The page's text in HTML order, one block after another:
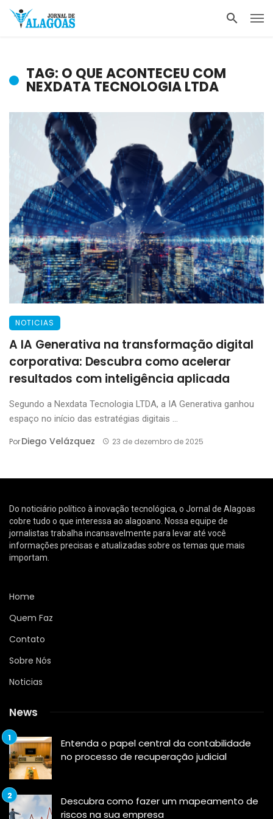
TAG: O QUE ACONTECEU COM
NEXDATA TECNOLOGIA LTDA
NOTICIAS
A IA Generativa na transformação digital
corporativa: Descubra como acelerar
resultados com inteligência aplicada
Segundo a Nexdata Tecnologia LTDA, a IA Generativa ganhou
espaço no início das estratégias digitais ...
PorDiego Velázquez 23 de dezembro de 2025
Do noticiário político à inovação tecnológica, o Jornal de Alagoas
cobre tudo o que interessa ao alagoano. Nossa equipe de
jornalistas trabalha incansavelmente para levar até você
informações precisas e atualizadas sobre os temas que mais
importam.
Home
Quem Faz
Contato
Sobre Nós
Noticias
News
Entenda o papel central da contabilidade
no processo de recuperação judicial
Descubra como fazer um mapeamento de
riscos na sua empresa